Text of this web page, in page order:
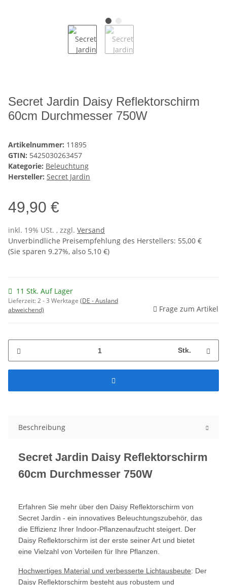
Secret Jardin Daisy Reflektorschirm
60cm Durchmesser 750W
Artikelnummer: 11895
GTIN: 5425030263457
Kategorie: Beleuchtung
Hersteller: Secret Jardin
49,90 €
inkl. 19% USt. , zzgl. Versand
Unverbindliche Preisempfehlung des Herstellers: 55,00 €
(Sie sparen 9.27%, also 5,10 €)
11 Stk. Auf Lager
Lieferzeit:2 - 3 Werktage (DE - Ausland
abweichend)
Frage zum Artikel
Stk.
Beschreibung
Secret Jardin Daisy Reflektorschirm
60cm Durchmesser 750W
Erfahren Sie mehr über den Daisy Reflektorschirm von
Secret Jardin - ein innovatives Beleuchtungszubehör, das
die Effizienz Ihrer Indoor-Pflanzenaufzucht steigert. Der
Daisy Reflektorschirm ist der erste seiner Art und bietet
eine Vielzahl von Vorteilen für Ihre Pflanzen.
Hochwertiges Material und verbesserte Lichtausbeute: Der
Daisy Reflektorschirm besteht aus robustem und